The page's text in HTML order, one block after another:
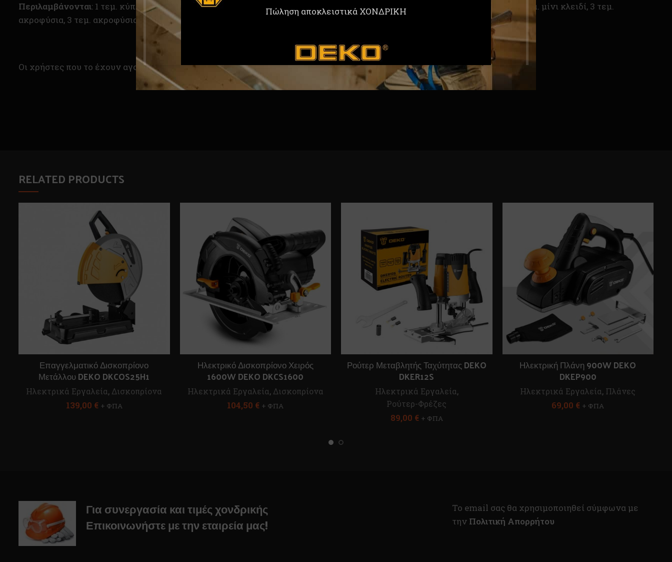
Πώληση αποκλειστικά ΧΟΝΔΡΙΚΗ
Περιλαμβάνονται: 1 τεμ. κύπελλο μέτρησης ιξώδους, 1 τμχ βελόνα καθαρισμού ακροφυσίων, 1 τεμ. μάσκα αντιρρύπανσης, 1 τεμ. μίνι κλειδί, 3 τεμ.
ακροφύσια, 3 τεμ. ακροφύσια, 1 τεμ. λαστιχένια γάντια
Οι χρήστες που το έχουν αγοράσει το ξεχωρίζουν κυρίως γιατί είναι δυνατό και έχει βολική λαβή.
RELATED PRODUCTS
Επαγγελματικό Δισκοπρίονο
Μετάλλου DEKO DKCOS25H1
Ηλεκτρικά Εργαλεία, Δισκοπρίονα
139,00 € + ΦΠΑ
Ηλεκτρικό Δισκοπρίονο Χειρός
1600W DEKO DKCS1600
Ηλεκτρικά Εργαλεία, Δισκοπρίονα
104,50 € + ΦΠΑ
Ρούτερ Μεταβλητής Ταχύτητας DEKO
DKER12S
Ηλεκτρικά Εργαλεία,
Ρούτερ-Φρέζες
89,00 € + ΦΠΑ
Ηλεκτρική Πλάνη 900W DEKO
DKEP900
Ηλεκτρικά Εργαλεία, Πλάνες
69,00 € + ΦΠΑ
Για συνεργασία και τιμές χονδρικής
Επικοινωνήστε με την εταιρεία μας!
To email σας θα χρησιμοποιηθεί σύμφωνα με
την Πολιτική Απορρήτου